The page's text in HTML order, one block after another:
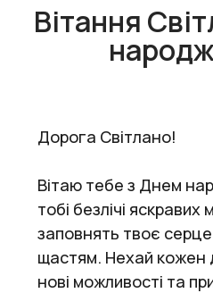
Вітання
Дорога Світлано!
Вітаю тебе з Днем
тобі безлічі
заповнять твоє
щастям. Нехай кожен
нові можливості та